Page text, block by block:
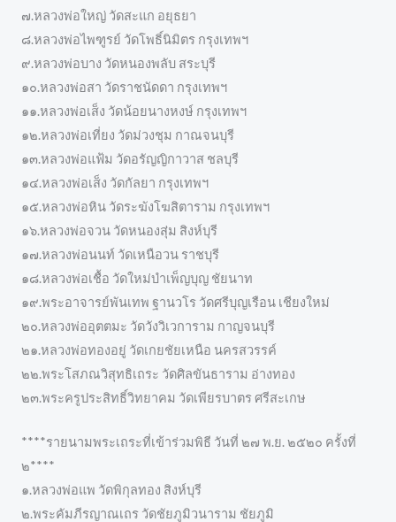
๗.หลวงพ่อใหญ่ วัดสะแก อยุธยา
๘.หลวงพ่อไพฑูรย์ วัดโพธิ์นิมิตร กรุงเทพฯ
๙.หลวงพ่อบาง วัดหนองพลับ สระบุรี
๑๐.หลวงพ่อสา วัดราชนัดดา กรุงเทพฯ
๑๑.หลวงพ่อเส็ง วัดน้อยนางหงษ์ กรุงเทพฯ
๑๒.หลวงพ่อเที่ยง วัดม่วงชุม กาณจนบุรี
๑๓.หลวงพ่อแฟ้ม วัดอรัญญิกาวาส ชลบุรี
๑๔.หลวงพ่อเส็ง วัดกัลยา กรุงเทพฯ
๑๕.หลวงพ่อหิน วัดระฆังโฆสิตาราม กรุงเทพฯ
๑๖.หลวงพ่อจวน วัดหนองสุ่ม สิงห์บุรี
๑๗.หลวงพ่อนนท์ วัดเหนือวน ราชบุรี
๑๘.หลวงพ่อเชื้อ วัดใหม่บำเพ็ญบุญ ชัยนาท
๑๙.พระอาจารย์พันเทพ ฐานวโร วัดศรีบุญเรือน เชียงใหม่
๒๐.หลวงพ่ออุตตมะ วัดวังวิเวการาม กาญจนบุรี
๒๑.หลวงพ่อทองอยู่ วัดเกยชัยเหนือ นครสวรรค์
๒๒.พระโสภณวิสุทธิเถระ วัดศิลขันธาราม อ่างทอง
๒๓.พระครูประสิทธิ์วิทยาคม วัดเพียรบาตร ศรีสะเกษ
****รายนามพระเถระที่เข้าร่วมพิธี วันที่ ๒๗ พ.ย. ๒๕๒๐ ครั้งที่
๒****
๑.หลวงพ่อแพ วัดพิกุลทอง สิงห์บุรี
๒.พระคัมภีรญาณเถร วัดชัยภูมิวนาราม ชัยภูมิ